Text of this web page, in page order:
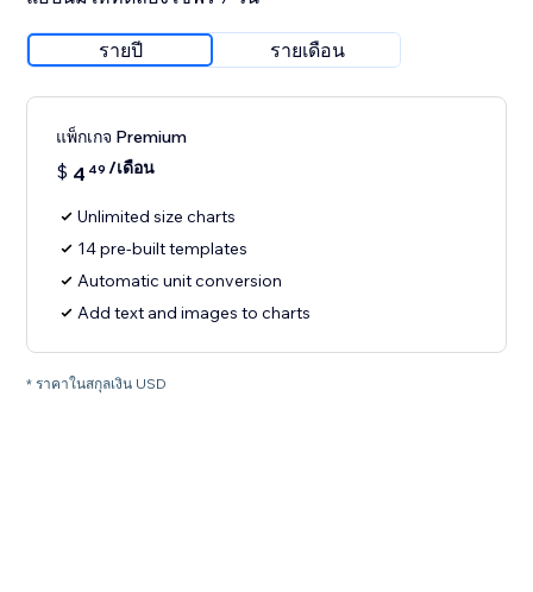
รายปี รายเดือน
แพ็กเกจ Premium
$ 4 49 /เดือน
Unlimited size charts
14 pre-built templates
Automatic unit conversion
Add text and images to charts
* ราคาในสกุลเงิน USD